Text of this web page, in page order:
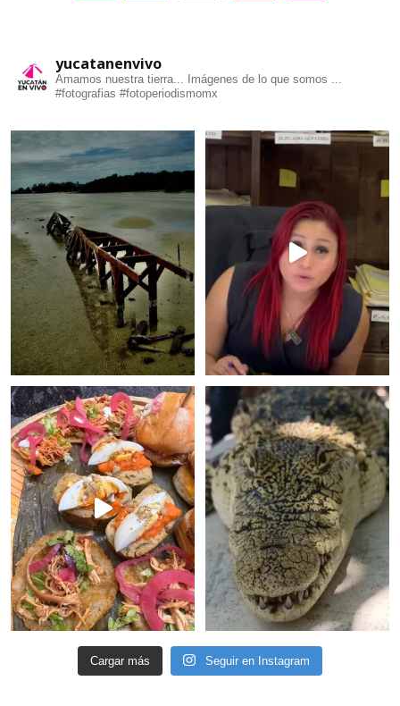
yucatanenvivo
Amamos nuestra tierra... Imágenes de lo que somos ...
#fotografias #fotoperiodismomx
Cargar más Seguir en Instagram